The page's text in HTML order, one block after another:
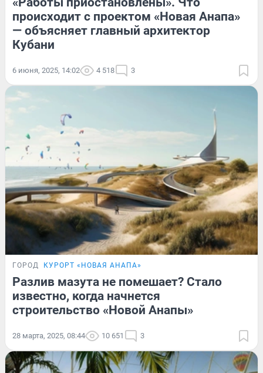
происходит с проектом «Новая Анапа»
— объясняет главный архитектор
Кубани
6 июня, 2025, 14:02 4 518 3
ГОРОД КУРОРТ «НОВАЯ АНАПА»
Разлив мазута не помешает? Стало
известно, когда начнется
строительство «Новой Анапы»
28 марта, 2025, 08:44 10 651 3